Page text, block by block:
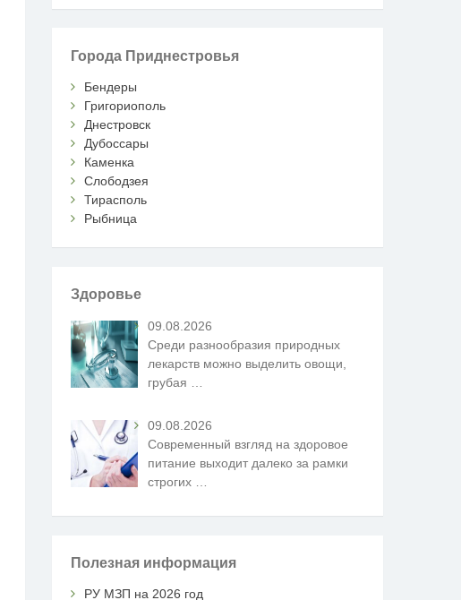
Города Приднестровья
Бендеры
Григориополь
Днестровск
Дубоссары
Каменка
Слободзея
Тирасполь
Рыбница
Здоровье
09.08.2026
Среди разнообразия природных
лекарств можно выделить овощи,
грубая
09.08.2026
Современный взгляд на здоровое
питание выходит далеко за рамки
строгих
Полезная информация
РУ МЗП на 2026 год